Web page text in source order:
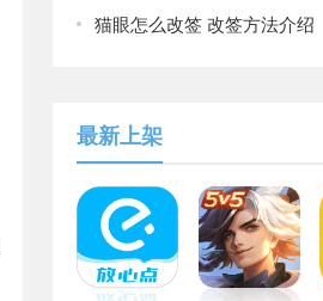
猫眼怎么改签 改签方法介绍
最新上架